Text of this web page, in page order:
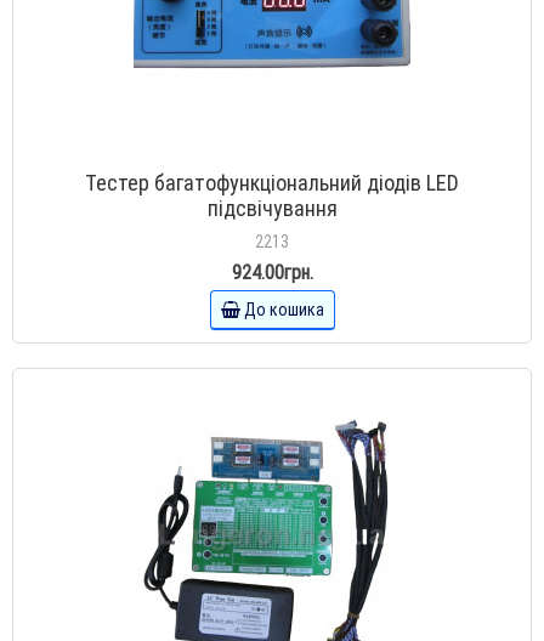
Тестер багатофункціональний діодів LED
підсвічування
2213
924.00грн.
До кошика